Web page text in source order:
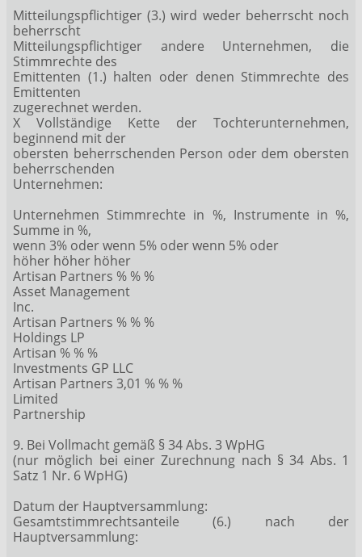
Mitteilungspflichtiger (3.) wird weder beherrscht noch
beherrscht
Mitteilungspflichtiger andere Unternehmen, die
Stimmrechte des
Emittenten (1.) halten oder denen Stimmrechte des
Emittenten
zugerechnet werden.
X Vollständige Kette der Tochterunternehmen,
beginnend mit der
obersten beherrschenden Person oder dem obersten
beherrschenden
Unternehmen:
Unternehmen Stimmrechte in %, Instrumente in %,
Summe in %,
wenn 3% oder wenn 5% oder wenn 5% oder
höher höher höher
Artisan Partners % % %
Asset Management
Inc.
Artisan Partners % % %
Holdings LP
Artisan % % %
Investments GP LLC
Artisan Partners 3,01 % % %
Limited
Partnership
9. Bei Vollmacht gemäß § 34 Abs. 3 WpHG
(nur möglich bei einer Zurechnung nach § 34 Abs. 1
Satz 1 Nr. 6 WpHG)
Datum der Hauptversammlung:
Gesamtstimmrechtsanteile (6.) nach der
Hauptversammlung: